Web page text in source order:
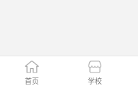
首页 学校